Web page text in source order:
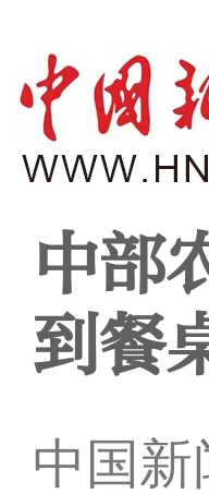
中部
到餐
中国新